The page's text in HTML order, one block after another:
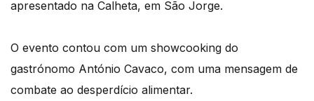
apresentado na Calheta, em São Jorge.
O evento contou com um showcooking do
gastrónomo António Cavaco, com uma mensagem de
combate ao desperdício alimentar.